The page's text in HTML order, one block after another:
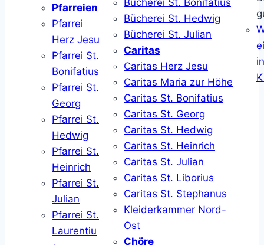
Pfarreien
Pfarrei
Herz Jesu
Pfarrei St.
Bonifatius
Pfarrei St.
Georg
Pfarrei St.
Hedwig
Pfarrei St.
Heinrich
Pfarrei St.
Julian
Pfarrei St.
Laurentiu
Bücherei St. Bonifatius
Bücherei St. Hedwig
Bücherei St. Julian
Caritas
Caritas Herz Jesu
Caritas Maria zur Höhe
Caritas St. Bonifatius
Caritas St. Georg
Caritas St. Hedwig
Caritas St. Heinrich
Caritas St. Julian
Caritas St. Liborius
Caritas St. Stephanus
Kleiderkammer Nord-
Ost
Chöre